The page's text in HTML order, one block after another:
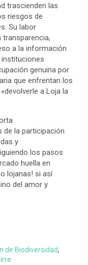
trascienden las
riesgos de
Su labor
transparencia,
a la información
genuina por
que enfrentan los
a Loja la
de la participación
y
los pasos
huella en
lojanas! si así
del amor y
de Biodiversidad,